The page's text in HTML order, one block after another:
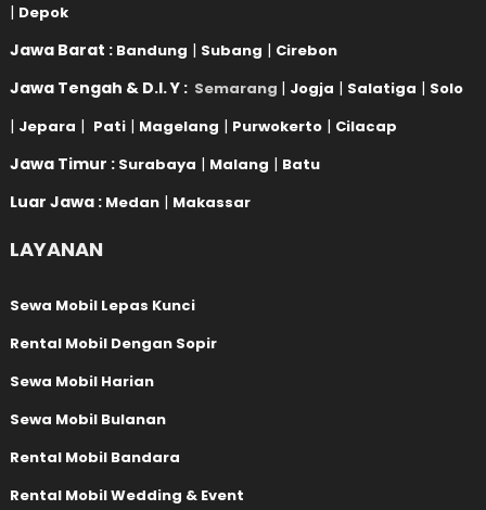
| Depok
Jawa Barat : Bandung | Subang | Cirebon
Jawa Tengah & D.I. Y : Semarang | Jogja | Salatiga | Solo
| Jepara | Pati | Magelang | Purwokerto | Cilacap
Jawa Timur : Surabaya | Malang | Batu
Luar Jawa : Medan | Makassar
LAYANAN
Sewa Mobil Lepas Kunci
Rental Mobil Dengan Sopir
Sewa Mobil Harian
Sewa Mobil Bulanan
Rental Mobil Bandara
Rental Mobil Wedding & Event